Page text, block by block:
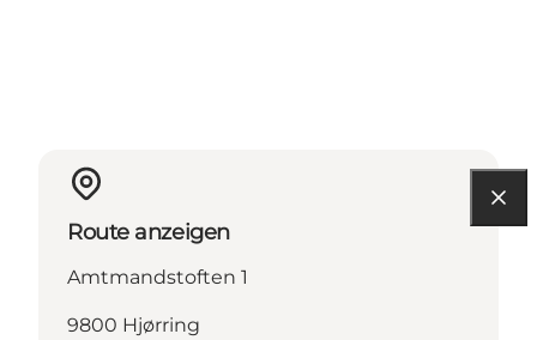
Route anzeigen
Amtmandstoften 1
9800 Hjørring